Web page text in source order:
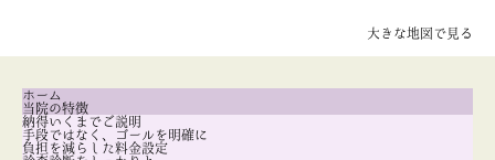
大きな地図で見る
ホーム
当院の特徴
納得いくまでご説明
手段ではなく、ゴールを明確に
負担を減らした料金設定